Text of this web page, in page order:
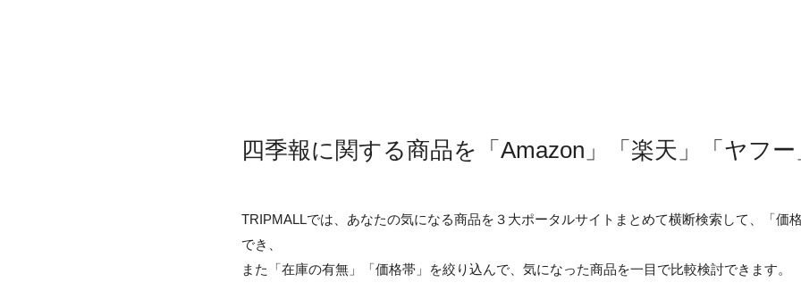
四季報に関する商品を「Amazon」「楽天」「ヤフ
TRIPMALLでは、あなたの気になる商品を３大ポータルサイトまとめて横断検索して、「
でき、
また「在庫の有無」「価格帯」を絞り込んで、気になった商品を一目で比較検討できます。